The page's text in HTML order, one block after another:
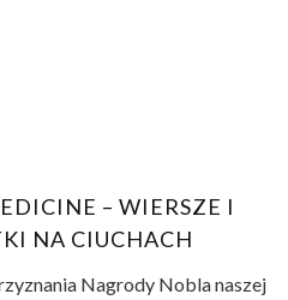
– WIERSZE I
NA CIUCHACH
Nagrody Nobla naszej